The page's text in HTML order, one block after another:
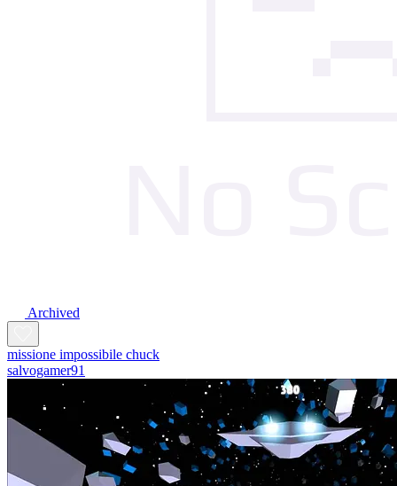
Archived
missione impossibile chuck
salvogamer91